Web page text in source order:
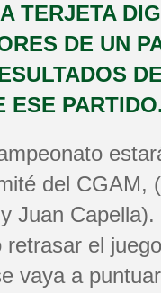
TERJETA
DE UN
ESE
del CGAM,
Juan Capella).
retrasar el
vaya a